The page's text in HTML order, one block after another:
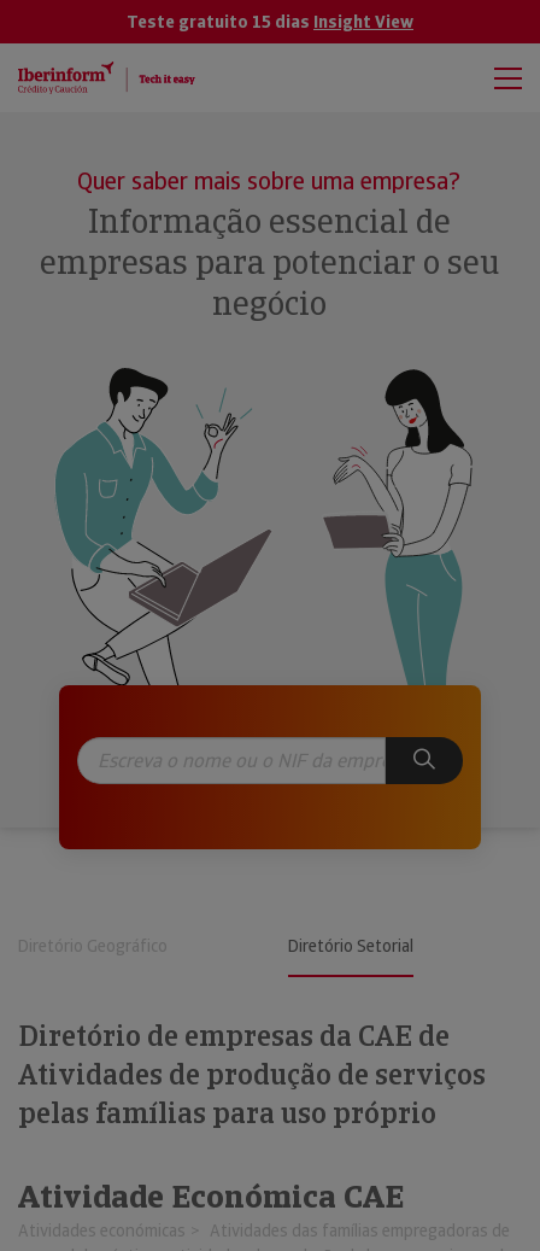
Teste gratuito 15 dias Insight View
Quer saber mais sobre uma empresa?
Informação essencial de
empresas para potenciar o seu
negócio
Diretório Geográfico Diretório Setorial
Diretório de empresas da CAE de
Atividades de produção de serviços
pelas famílias para uso próprio
Atividade Económica CAE
Atividades económicas
Atividades das famílias empregadoras de